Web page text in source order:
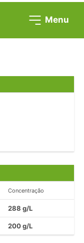
Menu
Concentração
288 g/L
200 g/L